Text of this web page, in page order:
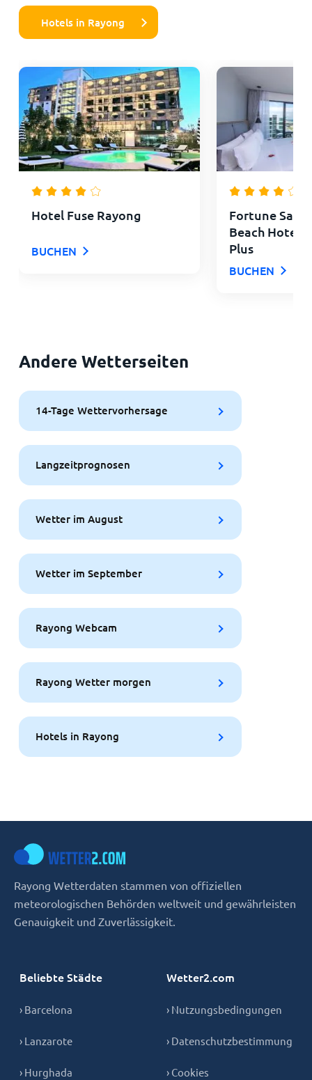
Hotels in Rayong
Hotel Fuse Rayong
BUCHEN
Fortune
Beach Hotel
Plus
BUCHEN
Andere Wetterseiten
14-Tage Wettervorhersage
Langzeitprognosen
Wetter im August
Wetter im September
Rayong Webcam
Rayong Wetter morgen
Hotels in Rayong
Rayong Wetterdaten stammen von offiziellen
meteorologischen Behörden weltweit und gewährleisten
Genauigkeit und Zuverlässigkeit.
Beliebte Städte
› Barcelona
› Lanzarote
› Hurghada
Wetter2.com
› Nutzungsbedingungen
› Datenschutzbestimmung
› Cookies